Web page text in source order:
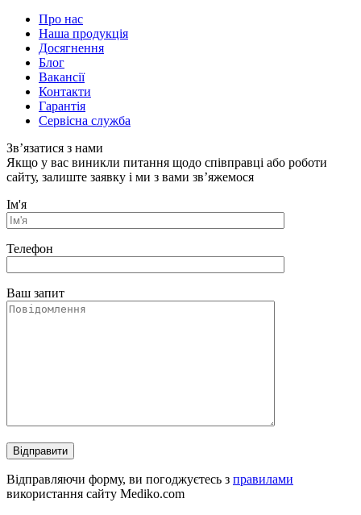
Про нас
Наша продукція
Досягнення
Блог
Вакансії
Контакти
Гарантія
Сервісна служба
Зв’язатися з нами
Якщо у вас виникли питання щодо співправці або роботи
сайту, залиште заявку і ми з вами зв’яжемося
Ім'я
Телефон
Ваш запит
Відправляючи форму, ви погоджуєтесь з правилами
використання сайту Mediko.com